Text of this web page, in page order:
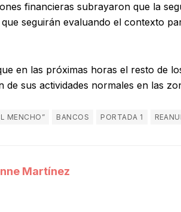
financieras subrayaron que la
seguirán evaluando el contexto
en las próximas horas el resto de
de sus actividades normales en las
MENCHO” BANCOS PORTADA 1
Martínez